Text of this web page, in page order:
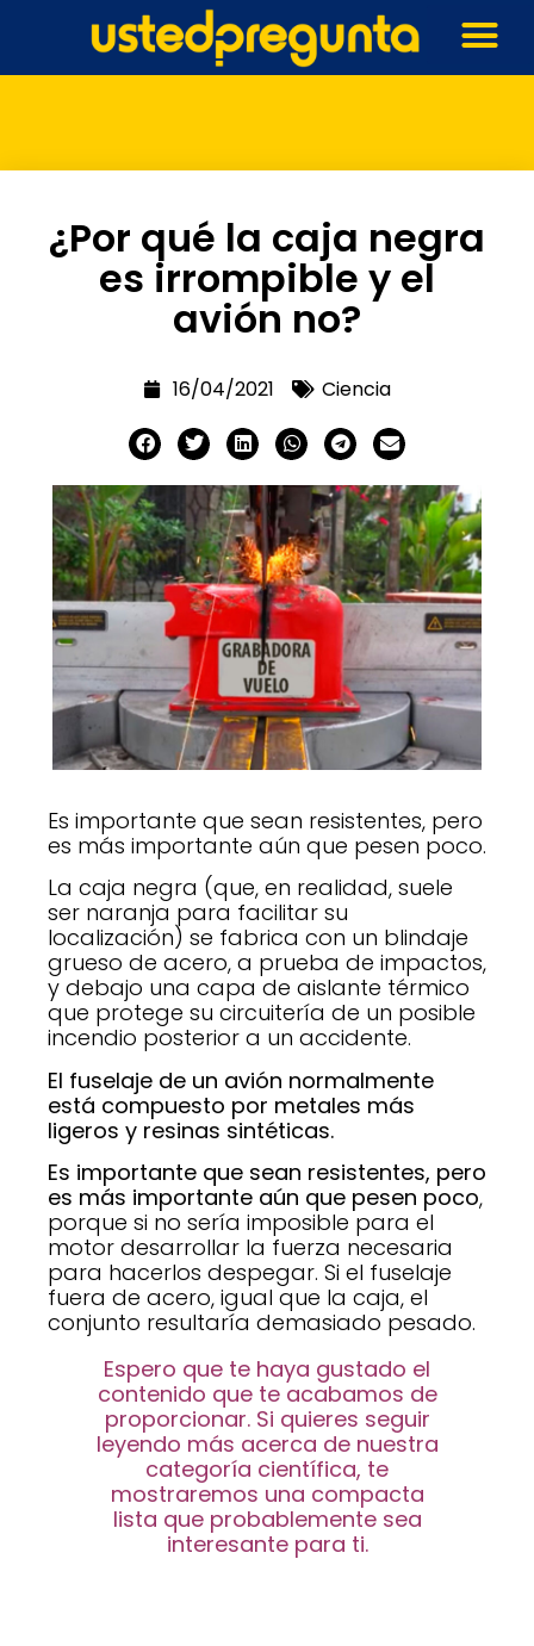
¿Por qué la caja negra
es irrompible y el
avión no?
16/04/2021 Ciencia
Es importante que sean resistentes, pero
es más importante aún que pesen poco.
La caja negra (que, en realidad, suele
ser naranja para facilitar su
localización) se fabrica con un blindaje
grueso de acero, a prueba de impactos,
y debajo una capa de aislante térmico
que protege su circuitería de un posible
incendio posterior a un accidente.
El fuselaje de un avión normalmente
está compuesto por metales más
ligeros y resinas sintéticas.
Es importante que sean resistentes, pero
es más importante aún que pesen poco,
porque si no sería imposible para el
motor desarrollar la fuerza necesaria
para hacerlos despegar. Si el fuselaje
fuera de acero, igual que la caja, el
conjunto resultaría demasiado pesado.
Espero que te haya gustado el
contenido que te acabamos de
proporcionar. Si quieres seguir
leyendo más acerca de nuestra
categoría científica, te
mostraremos una compacta
lista que probablemente sea
interesante para ti.